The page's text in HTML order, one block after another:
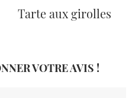
Tarte aux girolles
VOTRE AVIS !